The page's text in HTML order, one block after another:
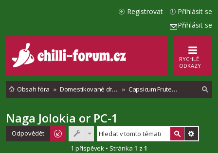
Přihlásit se
Přihlásit se
Registrovat
RYCHLÉ
ODKAZY
Obsah fóra Domestikované druhy chilli paprik Capsicum Frutescenses
Naga Jolokia or PC-1
Odpovědět
1 příspěvek • Stránka 1 z 1